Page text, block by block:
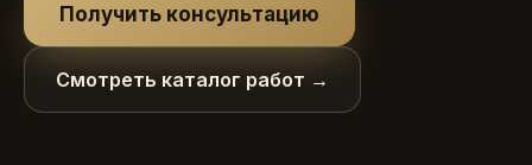
Получить консультацию
Смотреть каталог работ →